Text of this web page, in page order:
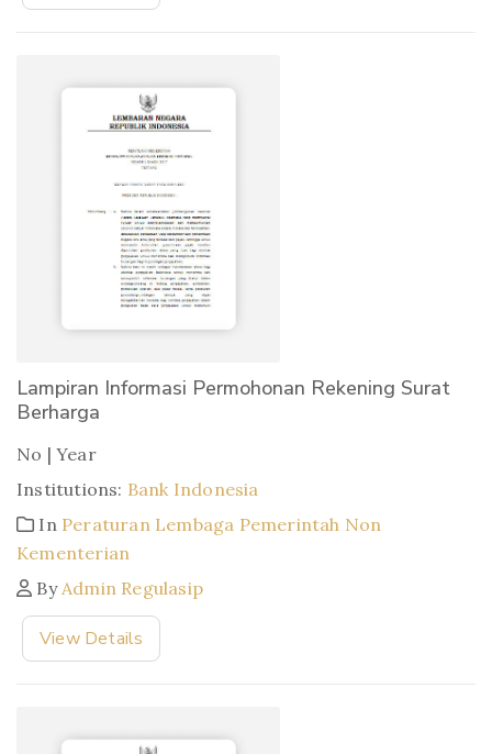
Lampiran Informasi Permohonan Rekening Surat
Berharga
No | Year
Institutions: Bank Indonesia
In Peraturan Lembaga Pemerintah Non
Kementerian
By Admin Regulasip
View Details